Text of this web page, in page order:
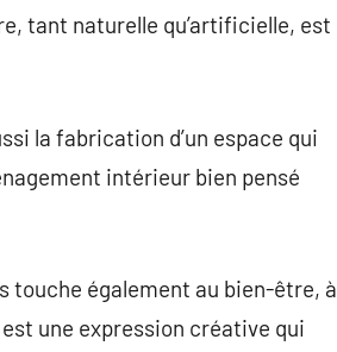
tant naturelle qu’artificielle, est
la fabrication d’un espace qui
intérieur bien pensé
touche également au bien-être, à
une expression créative qui